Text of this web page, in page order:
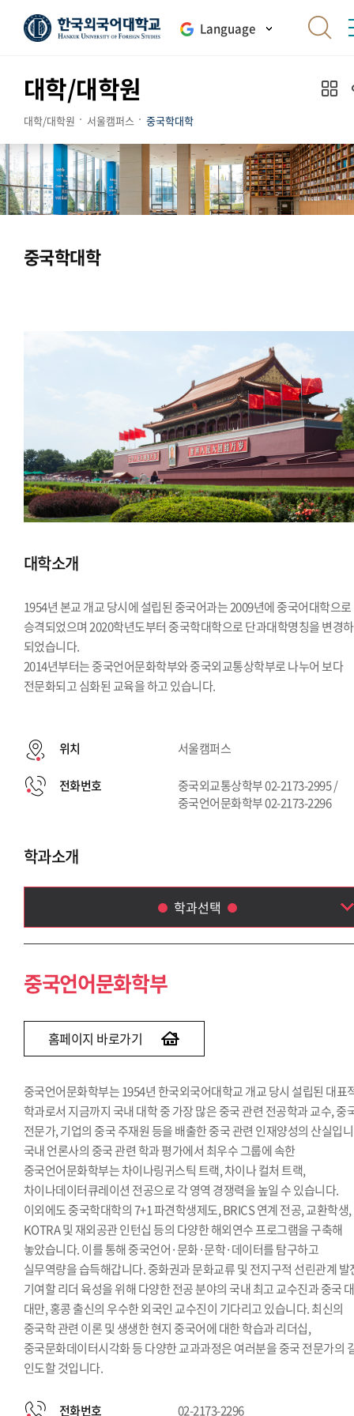
Language
대학/대학원
대학/대학원 서울캠퍼스 중국학대학
중국학대학
대학소개
1954년 본교 개교 당시에 설립된 중국어과는 2009년에 중국어대학으로
승격되었으며 2020학년도부터 중국학대학으로 단과대학명칭을 변경
되었습니다.
2014년부터는 중국언어문화학부와 중국외교통상학부로 나누어 보다
전문화되고 심화된 교육을 하고 있습니다.
위치 서울캠퍼스
전화번호
중국외교통상학부 02-2173-2995 /
중국언어문화학부 02-2173-2296
학과소개
학과선택
중국언어문화학부
중국언어문화학부
홈페이지 바로가기
중국언어문화학부는 1954년 한국외국어대학교 개교 당시 설립된 대표
학과로서 지금까지 국내 대학 중 가장 많은 중국 관련 전공학과 교수, 중
전문가, 기업의 중국 주재원 등을 배출한 중국 관련 인재양성의 산실입
국내 언론사의 중국 관련 학과 평가에서 최우수 그룹에 속한
중국언어문화학부는 차이나링귀스틱 트랙, 차이나 컬처 트랙,
차이나데이터큐레이션 전공으로 각 영역 경쟁력을 높일 수 있습니다.
이외에도 중국학대학의 7+1 파견학생제도, BRICS 연계 전공, 교환학생,
KOTRA 및 재외공관 인턴십 등의 다양한 해외연수 프로그램을 구축해
놓았습니다. 이를 통해 중국언어·문화·문학·데이터를 탐구하고
실무역량을 습득해갑니다. 중화권과 문화교류 및 전지구적 선린관계 발
기여할 리더 육성을 위해 다양한 전공 분야의 국내 최고 교수진과 중국
대만, 홍콩 출신의 우수한 외국인 교수진이 기다리고 있습니다. 최신의
중국학 관련 이론 및 생생한 현지 중국어에 대한 학습과 리더십,
중국문화데이터시각화 등 다양한 교과과정은 여러분을 중국 전문가의
인도할 것입니다.
전화번호 02-2173-2296